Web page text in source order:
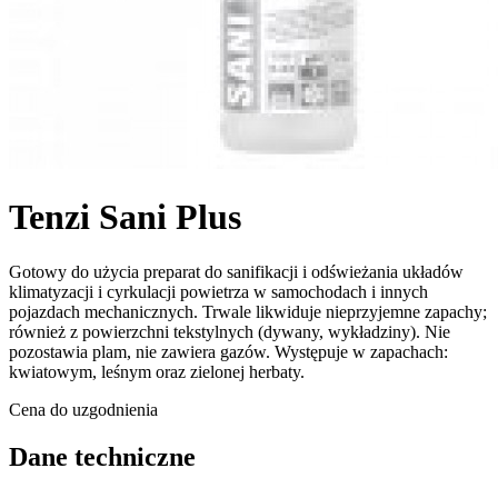
Tenzi Sani Plus
Gotowy do użycia preparat do sanifikacji i odświeżania układów
klimatyzacji i cyrkulacji powietrza w samochodach i innych
pojazdach mechanicznych. Trwale likwiduje nieprzyjemne zapachy;
również z powierzchni tekstylnych (dywany, wykładziny). Nie
pozostawia plam, nie zawiera gazów. Występuje w zapachach:
kwiatowym, leśnym oraz zielonej herbaty.
Cena do uzgodnienia
Dane techniczne